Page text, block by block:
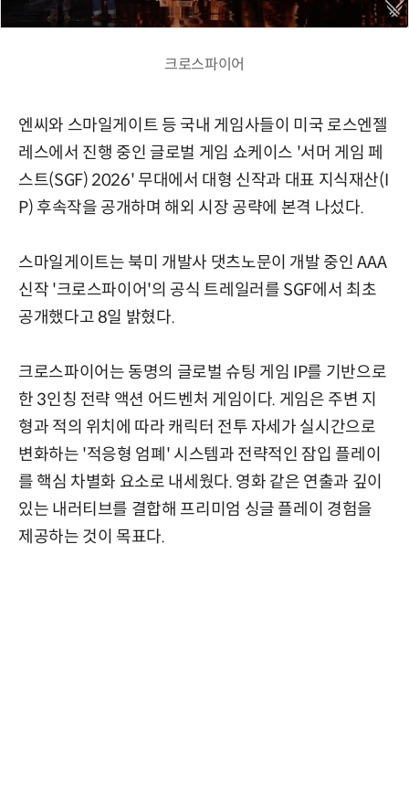
크로스파이어
엔씨와 스마일게이트 등 국내 게임사들이 미국 로스엔젤
레스에서 진행 중인 글로벌 게임 쇼케이스 '서머 게임 페
스트(SGF) 2026' 무대에서 대형 신작과 대표 지식재산(I
P) 후속작을 공개하며 해외 시장 공략에 본격 나섰다.
스마일게이트는 북미 개발사 댓츠노문이 개발 중인 AAA
신작 '크로스파이어'의 공식 트레일러를 SGF에서 최초
공개했다고 8일 밝혔다.
크로스파이어는 동명의 글로벌 슈팅 게임 IP를 기반으로
한 3인칭 전략 액션 어드벤처 게임이다. 게임은 주변 지
형과 적의 위치에 따라 캐릭터 전투 자세가 실시간으로
변화하는 '적응형 엄폐' 시스템과 전략적인 잠입 플레이
를 핵심 차별화 요소로 내세웠다. 영화 같은 연출과 깊이
있는 내러티브를 결합해 프리미엄 싱글 플레이 경험을
제공하는 것이 목표다.